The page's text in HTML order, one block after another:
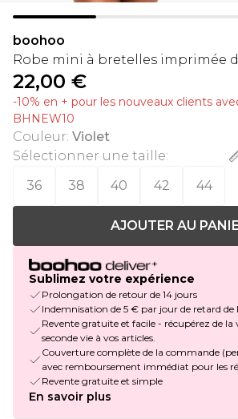
boohoo
Robe mini à bretelles imprimée
22,00 €
-10% en + pour les nouveaux clients
BHNEW10
Couleur: Violet
Sélectionner une taille:
36
38 40 42 44
AJOUTER AU
Sublimez votre expérience
Prolongation de retour de 14 jours
Indemnisation de 5 € par jour de retard de
Revente gratuite et facile - récupérez de
seconde vie à vos articles.
Couverture complète de la commande
avec remboursement immédiat pour les
Revente gratuite et simple
En savoir plus